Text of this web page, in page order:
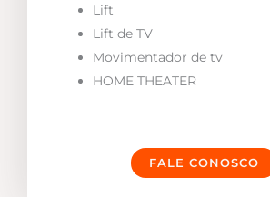
Lift
Lift de TV
Movimentador de tv
HOME THEATER
FALE CONOSCO